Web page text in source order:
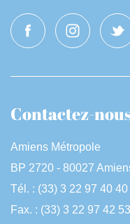
Contactez-
Amiens Métropole
BP 2720 - 80027
Tél. : (33) 3 22 97 40 40
Fax. : (33) 3 22 97 42 53